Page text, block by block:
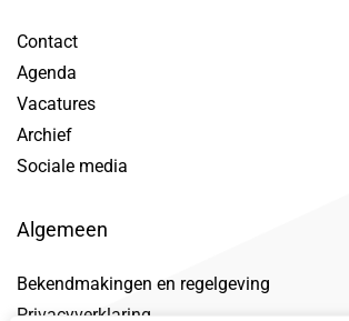
Contact
Agenda
Vacatures
Archief
Sociale media
Algemeen
Bekendmakingen en regelgeving
Privacyverklaring